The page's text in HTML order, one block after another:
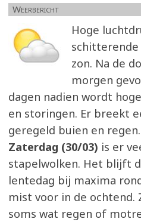
Weerbericht
Hoge
zon. Na de
morgen
dagen nadien wordt
en storingen. Er breekt
geregeld buien en regen.
Zaterdag (30/03) is er
stapelwolken. Het blijft
lentedag bij maxima
mist voor in de ochtend.
soms wat regen of